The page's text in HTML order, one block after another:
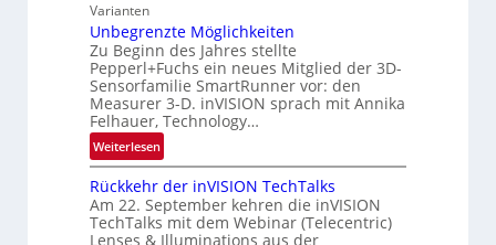
n
d
R
a
u
m
f
a
r
t
t
n
e
r
s
c
h
t
z
Varianten
Unbegrenzte Möglichkeiten
Zu Beginn des Jahres stellte
Pepperl+Fuchs ein neues Mitglied der 3D-
Sensorfamilie SmartRunner vor: den
Measurer 3-D. inVISION sprach mit Annika
Felhauer, Technology…
Weiterlesen:
U
n
b
e
Rückkehr der inVISION TechTalks
Am 22. September kehren die inVISION
TechTalks mit dem Webinar (Telecentric)
Lenses & Illuminations aus der